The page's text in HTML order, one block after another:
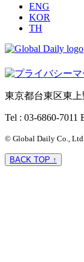
ENG
KOR
TH
東京都台東区東
Tel : 03-6860-7011
© Global Daily Co., Ltd
BACK TOP ↑